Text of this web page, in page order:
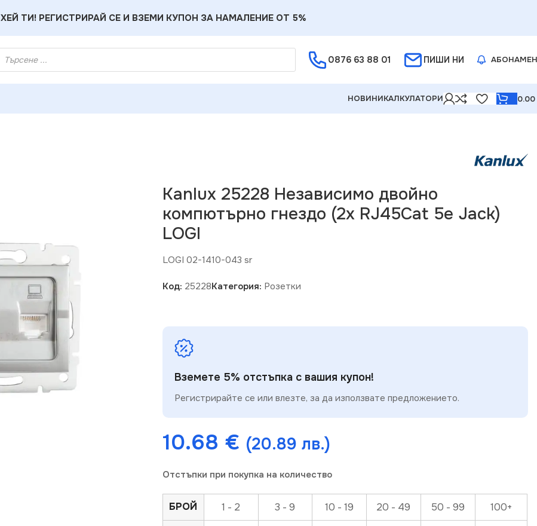
ХЕЙ ТИ! РЕГИСТРИРАЙ СЕ И ВЗЕМИ КУПОН ЗА НАМАЛЕНИЕ ОТ 5%
0876 63 88 01 ПИШИ НИ
НОВИНИКАЛКУЛАТОРИ 0.00
Kanlux 25228 Независимо двойно
компютърно гнездо (2x RJ45Cat 5e Jack)
LOGI
LOGI 02-1410-043 sr
Код: 25228Категория: Розетки
Вземете 5% отстъпка с вашия купон!
Регистрирайте се или влезте, за да използвате предложението.
10.68 € (20.89 лв.)
Отстъпки при покупка на количество
БРОЙ 1 - 2 3 - 9 10 - 19 20 - 49 50 - 99 100+